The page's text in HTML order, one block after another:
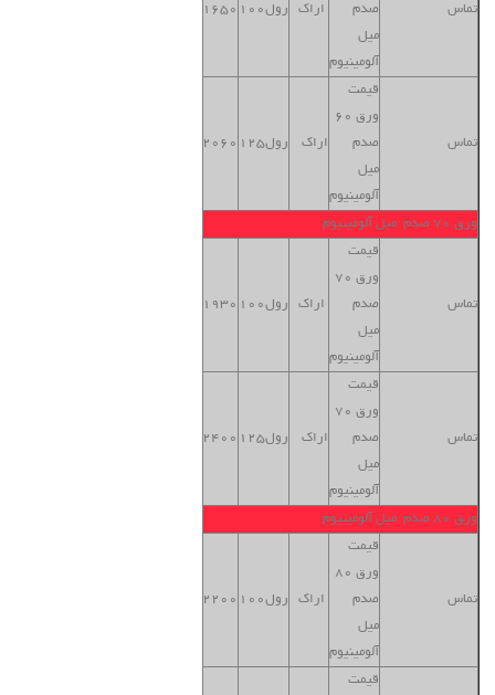
تماس
صدم
میل
آلومینیوم
اراک رول100 1650
تماس
قیمت
ورق 60
صدم
میل
آلومینیوم
اراک رول125 2060
ورق 70 صدم میل آلومینیوم
تماس
قیمت
ورق 70
صدم
میل
آلومینیوم
اراک رول100 1930
تماس
قیمت
ورق 70
صدم
میل
آلومینیوم
اراک رول125 2400
ورق 80 صدم میل آلومینیوم
تماس
قیمت
ورق 80
صدم
میل
آلومینیوم
اراک رول100 2200
قیمت